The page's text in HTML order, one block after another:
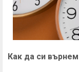
Как да си